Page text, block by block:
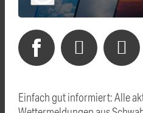
Einfach gut informiert: Alle